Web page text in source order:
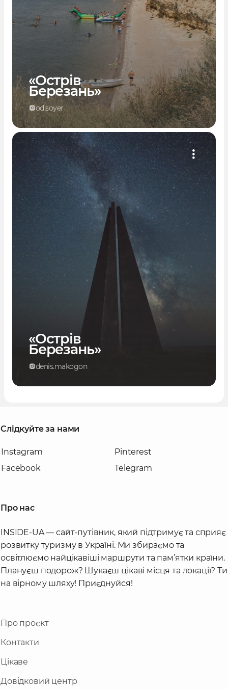
«Острів
Березань»
od.soyer
«Острів
Березань»
denis.makogon
Слідкуйте за нами
Instagram
Facebook
Pinterest
Telegram
Про нас
INSIDE-UA — сайт-путівник, який підтримує та сприяє
розвитку туризму в Україні. Ми збираємо та
освітлюємо найцікавіші маршрути та пам’ятки країни.
Плануєш подорож? Шукаєш цікаві місця та локації? Ти
на вірному шляху! Приєднуйся!
Про проєкт
Контакти
Цікаве
Довідковий центр